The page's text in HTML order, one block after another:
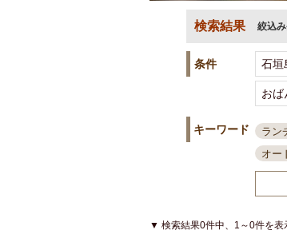
検索結果 絞込
条件
キーワード ラン
オー
接待
結婚
▼ 検索結果0件中、1～0件を表